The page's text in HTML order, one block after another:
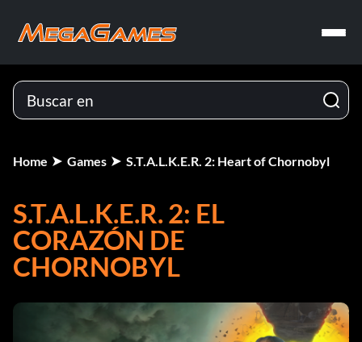
Home Games S.T.A.L.K.E.R. 2: Heart of Chornobyl
S.T.A.L.K.E.R. 2: EL
CORAZÓN DE
CHORNOBYL